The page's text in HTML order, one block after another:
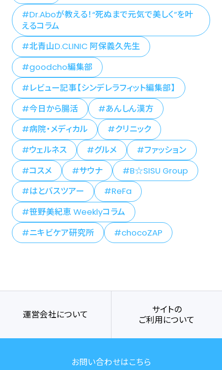
Dr.Aboが教える！“死ぬまで元気で美しく”を叶
えるコラム
北青山D.CLINIC 阿保義久先生
goodcho編集部
レビュー記事【シンデレラフィット編集部】
今日から腸活
あんしん漢方
病院・メディカル
クリニック
ウェルネス
グルメ
ファッション
コスメ
サウナ
B☆SISU Group
はとバスツアー
ReFa
笹野美紀恵 Weeklyコラム
ニキビケア研究所
chocoZAP
運営会社について
サイトの
ご利用について
お問い合わせはこちら